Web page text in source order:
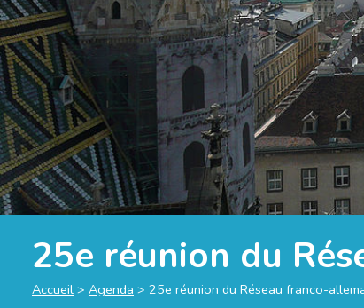
25e réunion du
Accueil > Agenda > 25e réunion du Réseau franco-